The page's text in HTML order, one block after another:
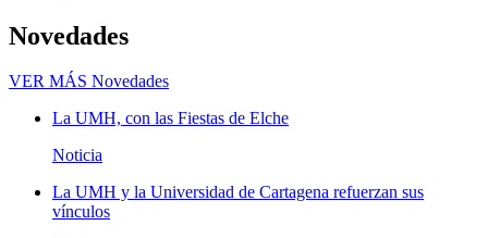
Novedades
VER MÁS Novedades
La UMH, con las Fiestas de Elche
Noticia
La UMH y la Universidad de Cartagena refuerzan sus
vínculos